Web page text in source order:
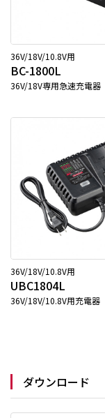
36V/18V/10.8V用
BC-1800L
36V/18V専用急速充電器
36V/18V/10.8V用
UBC1804L
36V/18V/10.8V用充電器
ダウンロード